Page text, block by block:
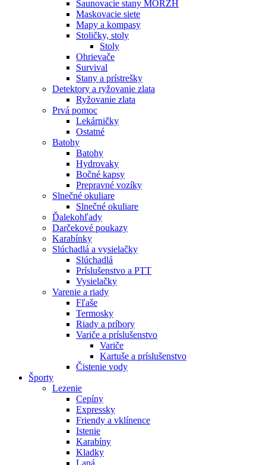
Saunovacie stany MORZH
Maskovacie siete
Mapy a kompasy
Stoličky, stoly
Stoly
Ohrievače
Survival
Stany a prístrešky
Detektory a ryžovanie zlata
Ryžovanie zlata
Prvá pomoc
Lekárničky
Ostatné
Batohy
Batohy
Hydrovaky
Bočné kapsy
Prepravné vozíky
Slnečné okuliare
Slnečné okuliare
Ďalekohľady
Darčekové poukazy
Karabínky
Slúchadlá a vysielačky
Slúchadlá
Príslušenstvo a PTT
Vysielačky
Varenie a riady
Fľaše
Termosky
Riady a príbory
Variče a príslušenstvo
Variče
Kartuše a príslušenstvo
Čistenie vody
Športy
Lezenie
Cepíny
Expressky
Friendy a vklínence
Istenie
Karabíny
Kladky
Laná